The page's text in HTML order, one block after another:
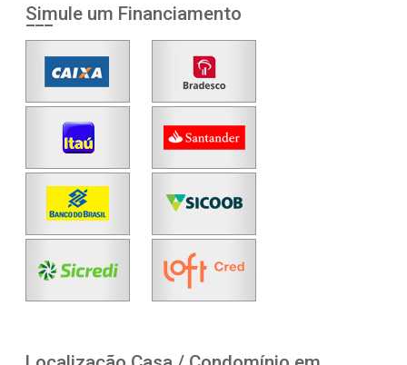
Simule um Financiamento